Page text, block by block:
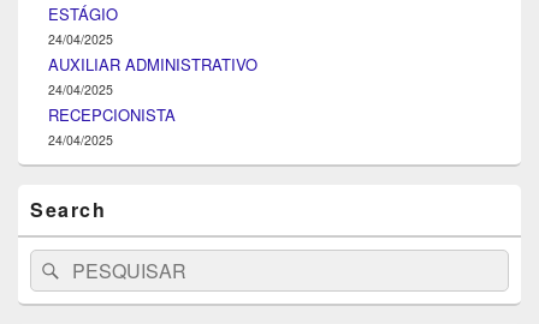
ESTÁGIO
24/04/2025
AUXILIAR ADMINISTRATIVO
24/04/2025
RECEPCIONISTA
24/04/2025
Search
Search
for:
Pesquisar